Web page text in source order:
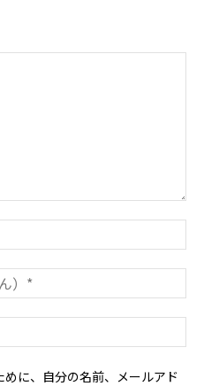
に、自分の名前、メールアド